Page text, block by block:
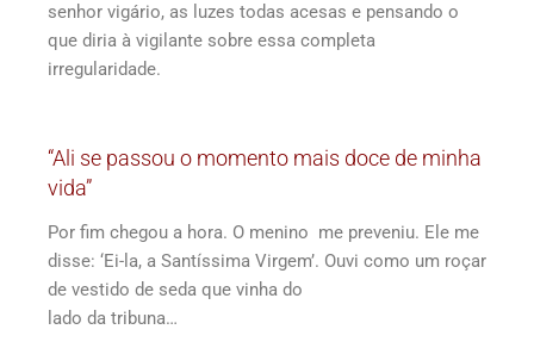
senhor vigário, as luzes todas acesas e pensando o
que diria à vigilante sobre essa completa
irregularidade.
“Ali se passou o momento mais doce de minha
vida”
Por fim chegou a hora. O menino me preveniu. Ele me
disse: ‘Ei-la, a Santíssima Virgem’. Ouvi como um roçar
de vestido de seda que vinha do
lado da tribuna…